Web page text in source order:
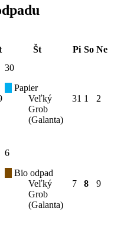
Št Pi So Ne
30
Papier
Veľký
Grob
(Galanta)
31 1 2
6
Bio odpad
Veľký
Grob
(Galanta)
7 8 9